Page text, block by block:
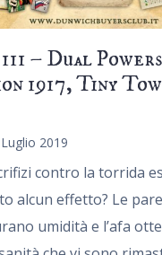
– Dual
1917, Tiny
2019
contro la torrida
alcun effetto? Le
umidità e l’afa